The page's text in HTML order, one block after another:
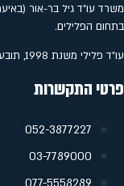
משרד עו"ד גיל בר-אור
בתחום הפלילים.
עו"ד פלילי משנת 1998, תובע משטרתי לשעבר ומועמד למשרת שופט בשנת 2009.
פרטי התקשרות
052-3877227
‭03-7789000